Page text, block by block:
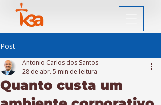
Post
Quanto custa um
Antonio Carlos dos Santos
28 de abr. 5 min de leitura